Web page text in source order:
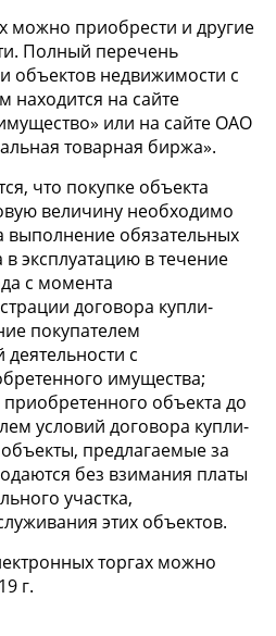
можно приобрести и другие
Полный перечень
объектов недвижимости с
на сайте
или на сайте ОАО
товарная биржа».
что покупке объекта
величину необходимо
выполнение обязательных
эксплуатацию в течение
с момента
договора купли-
покупателем
с
имущества;
объекта до
условий договора купли-
предлагаемые за
без взимания платы
участка,
этих объектов.
торгах можно
г.